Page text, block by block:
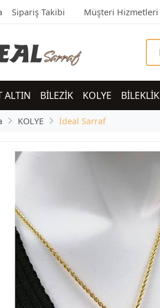
Sipariş Takibi Müşteri Hizmetleri
ALTIN BİLEZİK KOLYE BİLEKLİK
KOLYE İdeal Sarraf